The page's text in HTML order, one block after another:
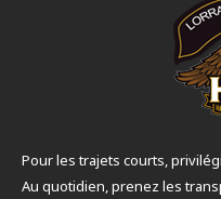
Pour les trajets courts,
Au quotidien, prenez les